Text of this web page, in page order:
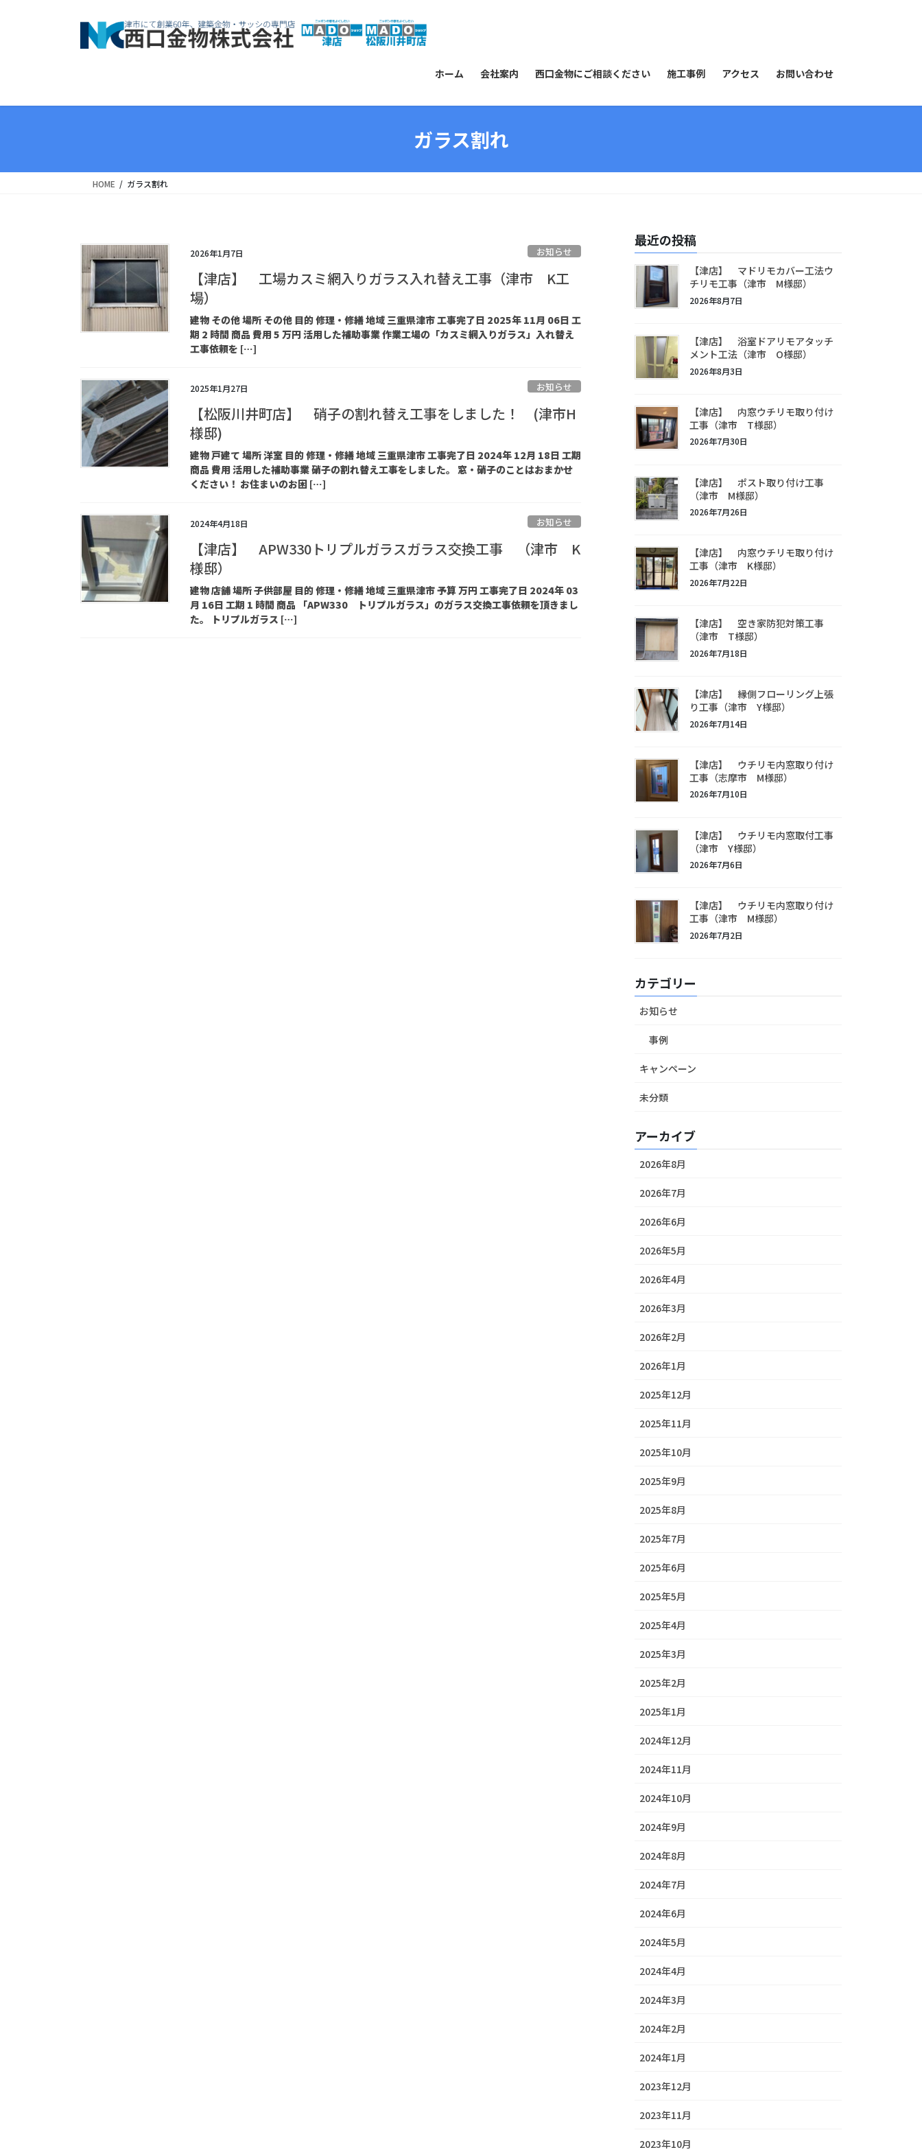
ス
ン
ホーム 会社案内 西口金物にご相談ください 施工事例 アクセス お問い合わせ
ガラス割れ
HOME ガラス割れ
2026年1月7日 お知らせ
【津店】 工場カスミ網入りガラス入れ替え工事（津市 K工
場）
建物 その他 場所 その他 目的 修理・修繕 地域 三重県津市 工事完了日 2025年 11月 06日 工
期 2 時間 商品 費用 5 万円 活用した補助事業 作業工場の「カスミ網入りガラス」入れ替え
工事依頼を […]
2025年1月27日 お知らせ
【松阪川井町店】 硝子の割れ替え工事をしました！ (津市H
様邸)
建物 戸建て 場所 洋室 目的 修理・修繕 地域 三重県津市 工事完了日 2024年 12月 18日 工期
商品 費用 活用した補助事業 硝子の割れ替え工事をしました。 窓・硝子のことはおまかせ
ください！ お住まいのお困 […]
2024年4月18日 お知らせ
【津店】 APW330トリプルガラスガラス交換工事 （津市 K
様邸）
建物 店舗 場所 子供部屋 目的 修理・修繕 地域 三重県津市 予算 万円 工事完了日 2024年 03
月 16日 工期 1 時間 商品 「APW330 トリプルガラス」のガラス交換工事依頼を頂きまし
た。 トリプルガラス […]
最近の投稿
【津店】 マドリモカバー工法ウ
チリモ工事（津市 M様邸）
2026年8月7日
【津店】 浴室ドアリモアタッチ
メント工法（津市 O様邸）
2026年8月3日
【津店】 内窓ウチリモ取り付け
工事（津市 T様邸）
2026年7月30日
【津店】 ポスト取り付け工事
（津市 M様邸）
2026年7月26日
【津店】 内窓ウチリモ取り付け
工事（津市 K様邸）
2026年7月22日
【津店】 空き家防犯対策工事
（津市 T様邸）
2026年7月18日
【津店】 縁側フローリング上張
り工事（津市 Y様邸）
2026年7月14日
【津店】 ウチリモ内窓取り付け
工事（志摩市 M様邸）
2026年7月10日
【津店】 ウチリモ内窓取付工事
（津市 Y様邸）
2026年7月6日
【津店】 ウチリモ内窓取り付け
工事（津市 M様邸）
2026年7月2日
カテゴリー
お知らせ
事例
キャンペーン
未分類
アーカイブ
2026年8月
2026年7月
2026年6月
2026年5月
2026年4月
2026年3月
2026年2月
2026年1月
2025年12月
2025年11月
2025年10月
2025年9月
2025年8月
2025年7月
2025年6月
2025年5月
2025年4月
2025年3月
2025年2月
2025年1月
2024年12月
2024年11月
2024年10月
2024年9月
2024年8月
2024年7月
2024年6月
2024年5月
2024年4月
2024年3月
2024年2月
2024年1月
2023年12月
2023年11月
2023年10月